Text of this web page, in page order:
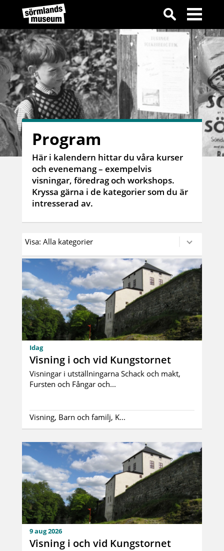
Program
Här i kalendern hittar du våra kurser
och evenemang – exempelvis
visningar, föredrag och workshops.
Kryssa gärna i de kategorier som du är
intresserad av.
Idag
Visning i och vid Kungstornet
Visningar i utställningarna Schack och makt,
Fursten och Fångar och...
Visning, Barn och familj, K...
9 aug 2026
Visning i och vid Kungstornet